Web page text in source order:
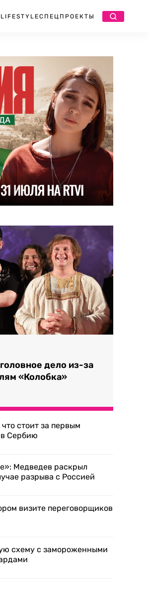
LIFESTYLEСПЕЦПРОЕКТЫ
дело из-за
«Колобка»
стоит за первым
в Сербию
Медведев раскрыл
разрыва с Россией
визите переговорщиков
схему с замороженными